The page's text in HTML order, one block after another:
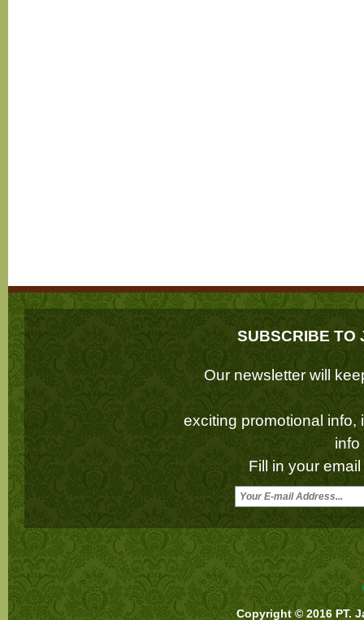
SUBSCRIBE TO
Our newsletter will
exciting promotional info,
info
Fill in your
Copyright © 2016 PT.